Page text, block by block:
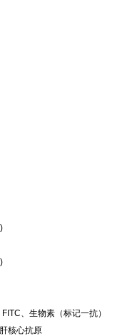
、生物素（标记一抗）
核心抗原